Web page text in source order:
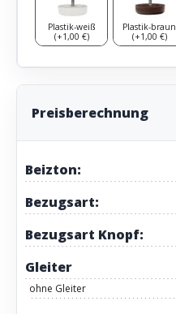
Plastik-weiß
(+1,00 €)
Plastik-braun
(+1,00 €)
Preisberechnung
Beizton:
Bezugsart:
Bezugsart Knopf:
Gleiter
ohne Gleiter